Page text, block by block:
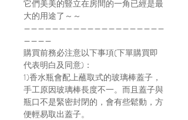
它們美美的豎立在房間的一角已經是最
大的用途了～～
————————————————————
————
購買前務必注意以下事項(下單購買即
代表明白及同意)：
1)香水瓶會配上蘸取式的玻璃棒蓋子，
手工原因玻璃棒長度不一。而且蓋子與
瓶口不是緊密封閉的，會有些鬆動，方
便輕易取出蓋子。